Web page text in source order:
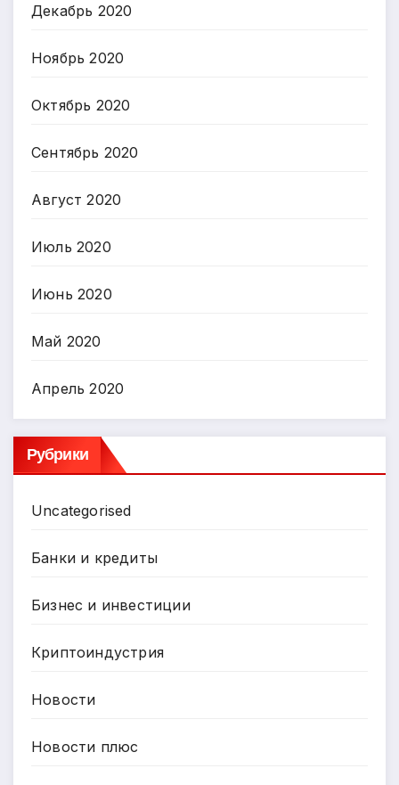
Декабрь 2020
Ноябрь 2020
Октябрь 2020
Сентябрь 2020
Август 2020
Июль 2020
Июнь 2020
Май 2020
Апрель 2020
Рубрики
Uncategorised
Банки и кредиты
Бизнес и инвестиции
Криптоиндустрия
Новости
Новости плюс